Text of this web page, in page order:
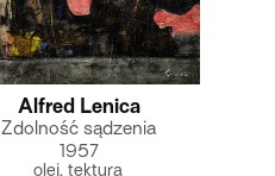
Alfred Lenica
Zdolność sądzenia
1957
olej, tektura